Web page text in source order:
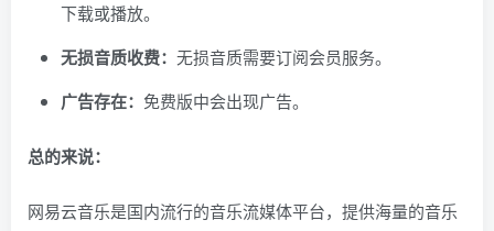
下载或播放。
无损音质收费： 无损音质需要订阅会员服务。
广告存在： 免费版中会出现广告。
总的来说：
网易云音乐是国内流行的音乐流媒体平台，提供海量的音乐